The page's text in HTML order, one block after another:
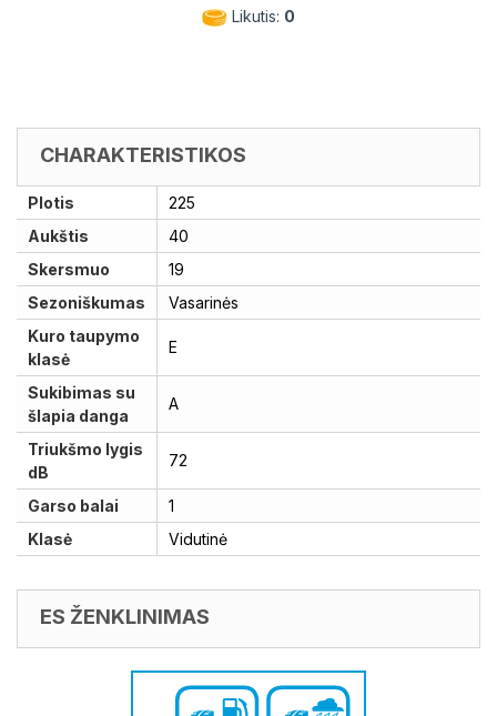
Likutis: 0
CHARAKTERISTIKOS
Plotis
225
Aukštis
40
Skersmuo
19
Sezoniškumas
Vasarinės
Kuro taupymo
klasė
E
Sukibimas su
šlapia danga
A
Triukšmo lygis
dB
72
Garso balai
1
Klasė
Vidutinė
ES ŽENKLINIMAS